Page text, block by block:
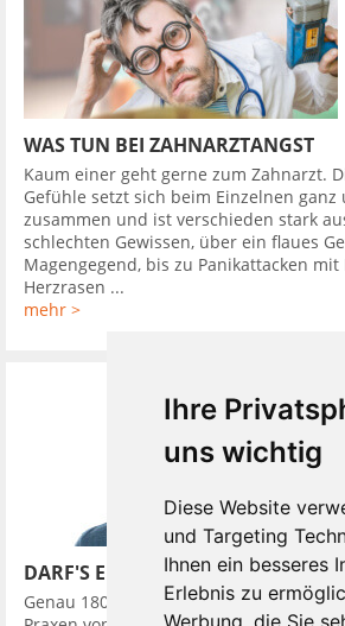
Ihre
uns wichtig
Diese Website
und Targeting
Ihnen ein besseres
Erlebnis zu
Werbung, die Sie
WAS TUN BEI ZAHNARZTANGST
Kaum einer geht gerne zum Zahnarzt.
Gefühle setzt sich beim Einzelnen
zusammen und ist verschieden stark
schlechten Gewissen, über ein flaues
Magengegend, bis zu Panikattacken
Herzrasen ...
mehr >
DARF'S EIN BISSCHEN MEHR SEIN?
Genau 180 Mal besuchte ein junger